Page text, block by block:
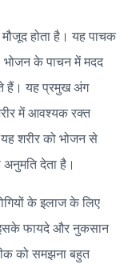
होता है। यह पाचक
भोजन के पाचन में मदद
हैं। यह प्रमुख अंग
में आवश्यक रक्त
शरीर को भोजन से
देता है।
के इलाज के लिए
फायदे और नुकसान
को समझना बहुत